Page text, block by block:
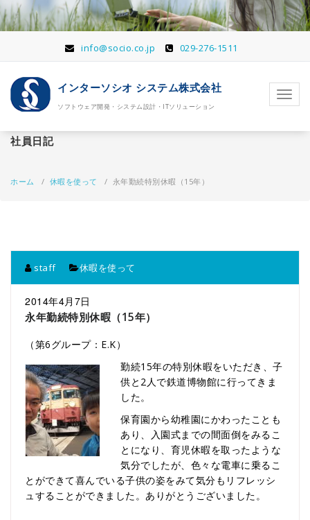
コ
ン
テ
ツ
info@socio.co.jp 029-276-1511
インターソシオ システム株式会社
ソフトウェア開発・システム設計・ITソリューション
ナ
ビ
社員日記
ホーム / 休暇を使って / 永年勤続特別休暇（15年）
staff 休暇を使って
2014年4月7日
永年勤続特別休暇（15年）
（第6グループ：E.K）
勤続15年の特別休暇をいただき、子
供と2人で鉄道博物館に行ってきま
した。
保育園から幼稚園にかわったことも
あり、入園式までの間面倒をみるこ
とになり、育児休暇を取ったような
気分でしたが、色々な電車に乗るこ
とができて喜んでいる子供の姿をみて気分もリフレッシ
ュすることができました。ありがとうございました。